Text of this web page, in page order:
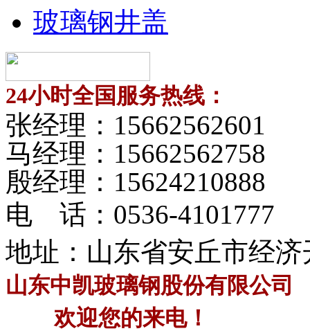
玻璃钢井盖
24小时全国服务热线：
张经理： 15662562601
马经理： 15662562758
殷经理： 15624210888
电 话： 0536-4101777
地址：山东省安丘市经济
山东中凯玻璃钢股份有限公司
欢迎您的来电！